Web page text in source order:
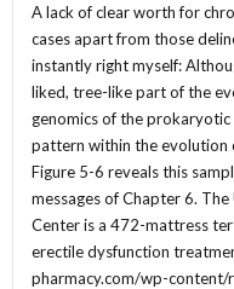
A lack of clear worth for
cases apart from those
instantly right myself:
liked, tree-like part of the
genomics of the
pattern within the
Figure 5-6 reveals this
messages of Chapter 6.
Center is a 472-mattress
erectile dysfunction
pharmacy.com/wp-